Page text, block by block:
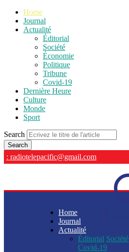
Home
Journal
Actualité
Éditorial
Société
Économie
Politique
Tribune
Covid-19
Dernière Heure
Culture
Monde
Sport
Search
: radiotelepacific@gmail.com
Home
Journal
Actualité
Éditorial Société
Covid-19